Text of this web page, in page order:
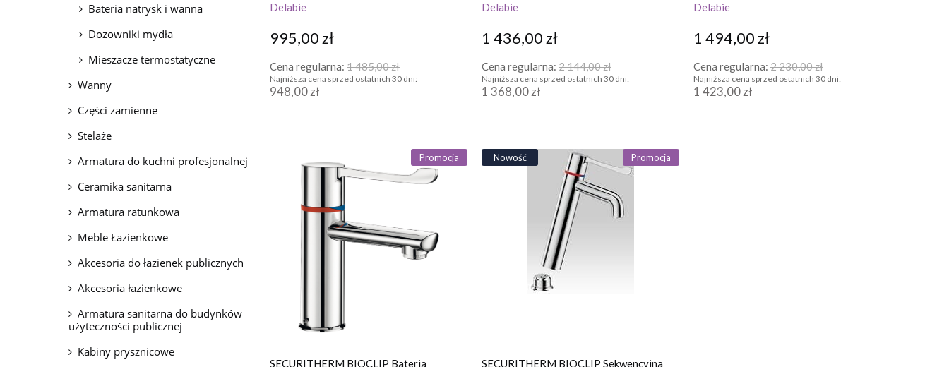
Bateria natrysk i wanna
Dozowniki mydła
Mieszacze termostatyczne
Wanny
Części zamienne
Stelaże
Armatura do kuchni profesjonalnej
Ceramika sanitarna
Armatura ratunkowa
Meble Łazienkowe
Akcesoria do łazienek publicznych
Akcesoria łazienkowe
Armatura sanitarna do budynków
użyteczności publicznej
Kabiny prysznicowe
Delabie
995,00 zł
Cena regularna: 1 485,00 zł
Najniższa cena sprzed ostatnich 30 dni:
948,00 zł
Delabie
1 436,00 zł
Cena regularna: 2 144,00 zł
Najniższa cena sprzed ostatnich 30 dni:
1 368,00 zł
Delabie
1 494,00 zł
Cena regularna: 2 230,00 zł
Najniższa cena sprzed ostatnich 30 dni:
1 423,00 zł
SECURITHERM BIOCLIP Bateria
Promocja
SECURITHERM BIOCLIP Sekwencyjna
Promocja
Nowość